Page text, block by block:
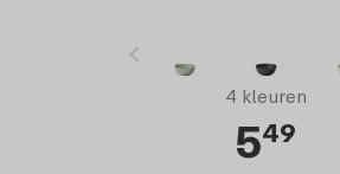
4 kleuren
549